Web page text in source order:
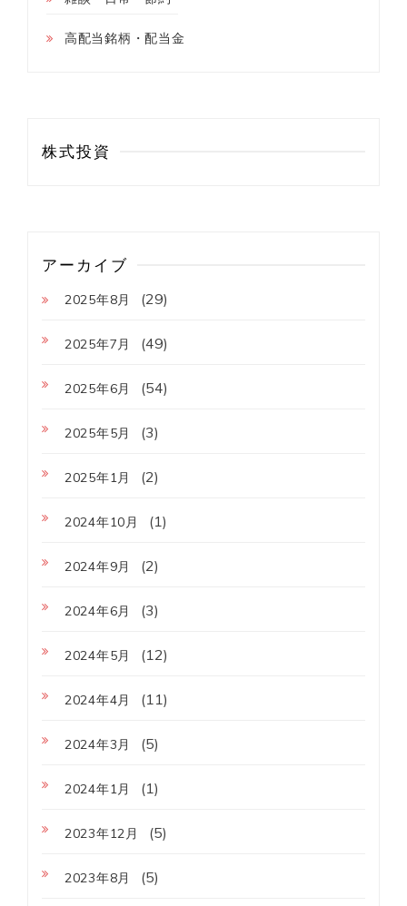
高配当銘柄・配当金
株式投資
アーカイブ
2025年8月 (29)
2025年7月 (49)
2025年6月 (54)
2025年5月 (3)
2025年1月 (2)
2024年10月 (1)
2024年9月 (2)
2024年6月 (3)
2024年5月 (12)
2024年4月 (11)
2024年3月 (5)
2024年1月 (1)
2023年12月 (5)
2023年8月 (5)